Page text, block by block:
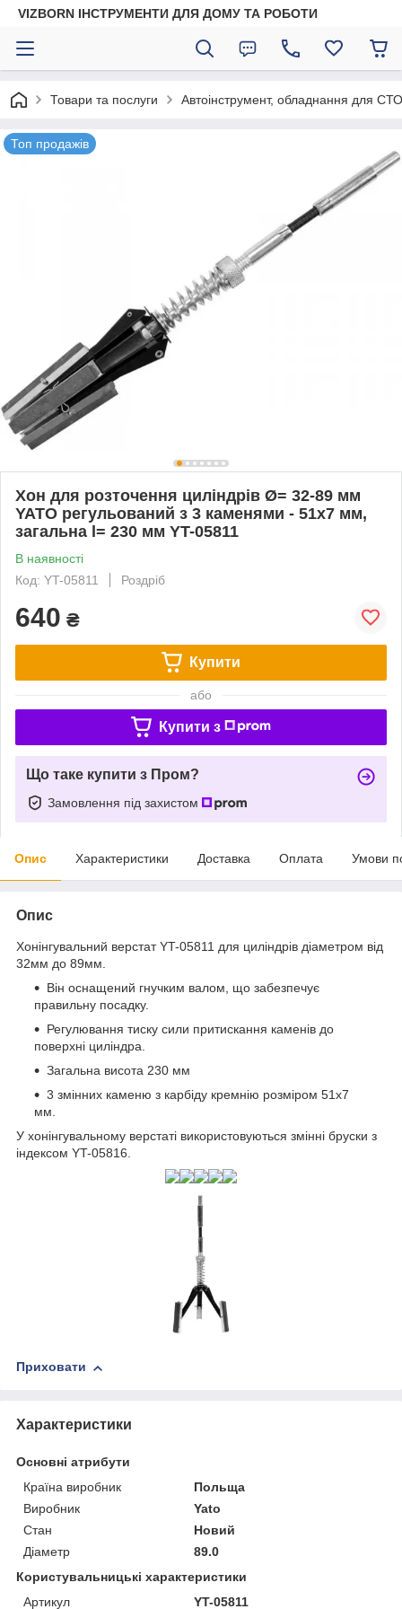
VIZBORN ІНСТРУМЕНТИ ДЛЯ ДОМУ ТА РОБОТИ
Товари та послуги Автоінструмент, обладнання для
Топ продажів
Хон для розточення циліндрів Ø= 32-89 мм
YATO регульований з 3 каменями - 51х7 мм,
загальна l= 230 мм YT-05811
В наявності
Код: YT-05811
Роздріб
640 ₴
Купити
або
Купити з
Що таке купити з Пром?
Замовлення під захистом
Опис Характеристики Доставка Оплата Умови
Опис
Хонінгувальний верстат YT-05811 для циліндрів діаметром від
32мм до 89мм.
Він оснащений гнучким валом, що забезпечує
правильну посадку.
Регулювання тиску сили притискання каменів до
поверхні циліндра.
Загальна висота 230 мм
3 змінних каменю з карбіду кремнію розміром 51х7
мм.
У хонінгувальному верстаті використовуються змінні бруски з
індексом YT-05816.
Приховати
Характеристики
Основні атрибути
Країна виробник
Польща
Виробник
Yato
Стан
Новий
Діаметр
89.0
Користувальницькі характеристики
Артикул
YT-05811